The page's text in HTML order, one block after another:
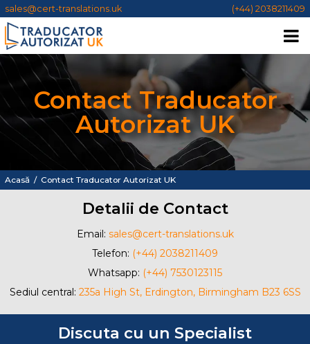
sales@cert-translations.uk (+44) 2038211409
Contact Traducator
Autorizat UK
Acasă / Contact Traducator Autorizat UK
Detalii de Contact
Email: sales@cert-translations.uk
Telefon: (+44) 2038211409
Whatsapp: (+44) 7530123115
Sediul central: 235a High St, Erdington, Birmingham B23 6SS
Discuta cu un Specialist